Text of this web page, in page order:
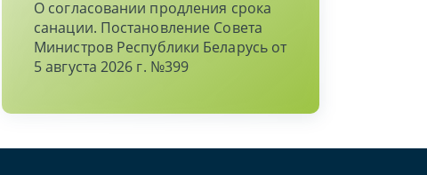
О согласовании продления срока
санации. Постановление Совета
Министров Республики Беларусь от
5 августа 2026 г. №399